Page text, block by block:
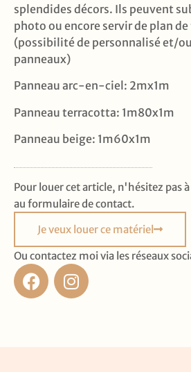
splendides décors. Ils peuvent
photo ou encore servir de plan
(possibilité de personnalisé et/
panneaux)
Panneau arc-en-ciel: 2mx1m
Panneau terracotta: 1m80x1m
Panneau beige: 1m60x1m
Pour louer cet article, n'hésitez pas
au formulaire de contact.
Je veux louer ce matériel
Ou contactez moi via les réseaux